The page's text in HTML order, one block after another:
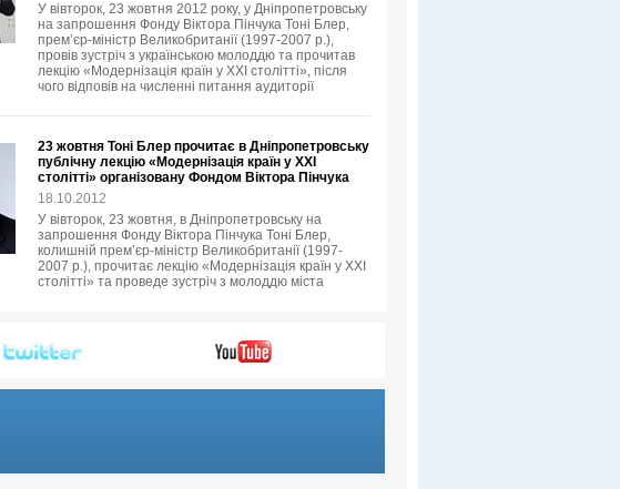
У вівторок, 23 жовтня 2012 року, у Дніпропетровську
на запрошення Фонду Віктора Пінчука Тоні Блер,
прем’єр-міністр Великобританії (1997-2007 р.),
провів зустріч з українською молоддю та прочитав
лекцію «Модернізація країн у XXI столітті», після
чого відповів на численні питання аудиторії
23 жовтня Тоні Блер прочитає в Дніпропетровську
публічну лекцію «Модернізація країн у XXI
столітті» організовану Фондом Віктора Пінчука
18.10.2012
У вівторок, 23 жовтня, в Дніпропетровську на
запрошення Фонду Віктора Пінчука Тоні Блер,
колишній прем’єр-міністр Великобританії (1997-
2007 р.), прочитає лекцію «Модернізація країн у XXI
столітті» та проведе зустріч з молоддю міста